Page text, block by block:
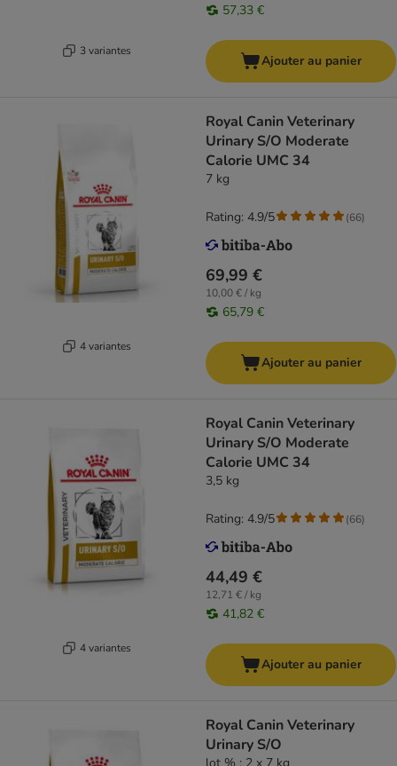
3 variantes
57,33 €
Ajouter au panier
4 variantes
Royal Canin Veterinary
Urinary S/O Moderate
Calorie UMC 34
7 kg
69,99 €
10,00 € / kg
65,79 €
Rating: 4.9/5 (66)
Ajouter au panier
4 variantes
Royal Canin Veterinary
Urinary S/O Moderate
Calorie UMC 34
3,5 kg
44,49 €
12,71 € / kg
41,82 €
Rating: 4.9/5 (66)
Ajouter au panier
Royal Canin Veterinary
Urinary S/O